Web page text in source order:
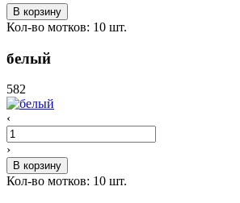
В корзину
Кол-во мотков: 10 шт.
белый
582
‹
›
В корзину
Кол-во мотков: 10 шт.